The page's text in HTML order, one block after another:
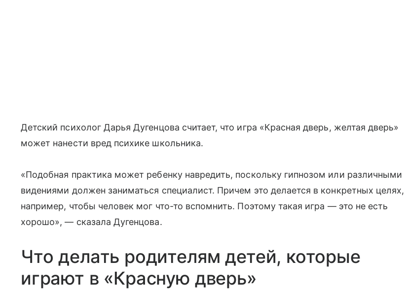
Детский психолог Дарья Дугенцова считает, что игра «Красная дверь, желтая дверь»
может нанести вред психике школьника.
«Подобная практика может ребенку навредить, поскольку гипнозом или различными
видениями должен заниматься специалист. Причем это делается в конкретных целях,
например, чтобы человек мог что-то вспомнить. Поэтому такая игра — это не есть
хорошо», — сказала Дугенцова.
Что делать родителям детей, которые
играют в «Красную дверь»